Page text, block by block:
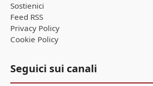
Sostienici
Feed RSS
Privacy Policy
Cookie Policy
Seguici sui canali